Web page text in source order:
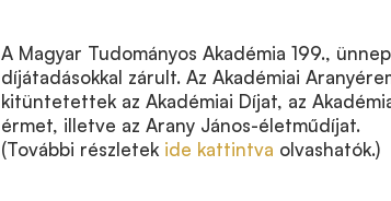
A Magyar Tudományos Akadémia 199.,
díjátadásokkal zárult. Az Akadémiai
kitüntetettek az Akadémiai Díjat, az
érmet, illetve az Arany János-életműdíjat.
(További részletek ide kattintva olvashatók.)